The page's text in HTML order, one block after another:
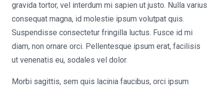
gravida tortor, vel interdum mi sapien ut justo. Nulla varius
consequat magna, id molestie ipsum volutpat quis.
Suspendisse consectetur fringilla luctus. Fusce id mi
diam, non ornare orci. Pellentesque ipsum erat, facilisis
ut venenatis eu, sodales vel dolor.
Morbi sagittis, sem quis lacinia faucibus, orci ipsum